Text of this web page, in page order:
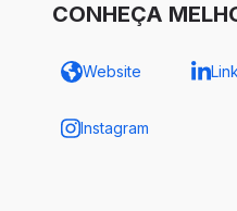
CONHEÇA
Website
Instagram